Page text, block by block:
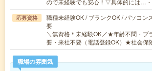
ので未経験でも安心！▽具体的には…
応募資格
職種未経験OK / ブランクOK / パソコン
要
＼無資格＊未経験OK／★年齢不問・ブ
要・来社不要（電話登録OK）★社会保
職場の雰囲気